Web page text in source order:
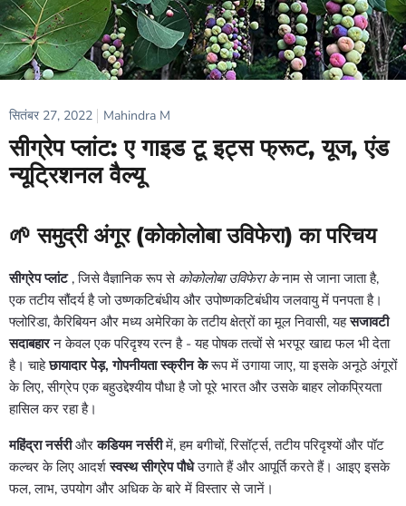
सितंबर 27, 2022 Mahindra M
सीग्रेप प्लांट: ए गाइड टू इट्स फ्रूट, यूज, एंड
न्यूट्रिशनल वैल्यू
🌱 समुद्री अंगूर (कोकोलोबा उविफेरा) का परिचय
सीग्रेप प्लांट, जिसे वैज्ञानिक रूप से कोकोलोबा उविफेरा केनाम से जाना जाता है,
एक तटीय सौंदर्य है जो उष्णकटिबंधीय और उपोष्णकटिबंधीय जलवायु में पनपता है।
फ्लोरिडा, कैरिबियन और मध्य अमेरिका के तटीय क्षेत्रों का मूल निवासी, यहसजावटी
सदाबहारन केवल एक परिदृश्य रत्न है - यह पोषक तत्वों से भरपूर खाद्य फल भी देता
है। चाहेछायादार पेड़, गोपनीयता स्क्रीन केरूप में उगाया जाए, या इसके अनूठे अंगूरों
के लिए, सीग्रेप एक बहुउद्देश्यीय पौधा है जो पूरे भारत और उसके बाहर लोकप्रियता
हासिल कर रहा है।
महिंद्रा नर्सरीऔरकडियम नर्सरीमें, हम बगीचों, रिसॉर्ट्स, तटीय परिदृश्यों और पॉट
कल्चर के लिए आदर्शस्वस्थ सीग्रेप पौधेउगाते हैं और आपूर्ति करते हैं। आइए इसके
फल, लाभ, उपयोग और अधिक के बारे में विस्तार से जानें।